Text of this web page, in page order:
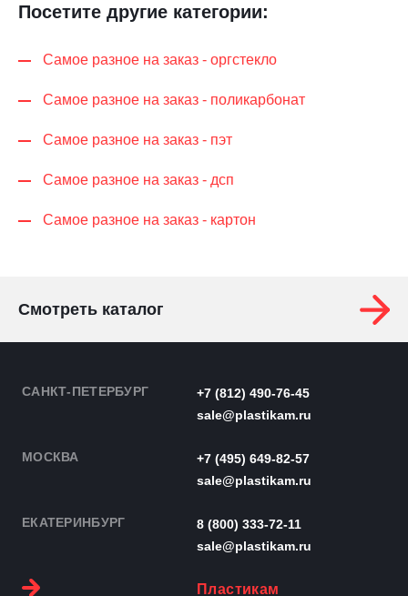
Посетите другие категории:
Самое разное на заказ - оргстекло
Самое разное на заказ - поликарбонат
Самое разное на заказ - пэт
Самое разное на заказ - дсп
Самое разное на заказ - картон
Смотреть каталог
САНКТ-ПЕТЕРБУРГ
+7 (812) 490-76-45
sale@plastikam.ru
МОСКВА
+7 (495) 649-82-57
sale@plastikam.ru
ЕКАТЕРИНБУРГ
8 (800) 333-72-11
sale@plastikam.ru
Пластикам